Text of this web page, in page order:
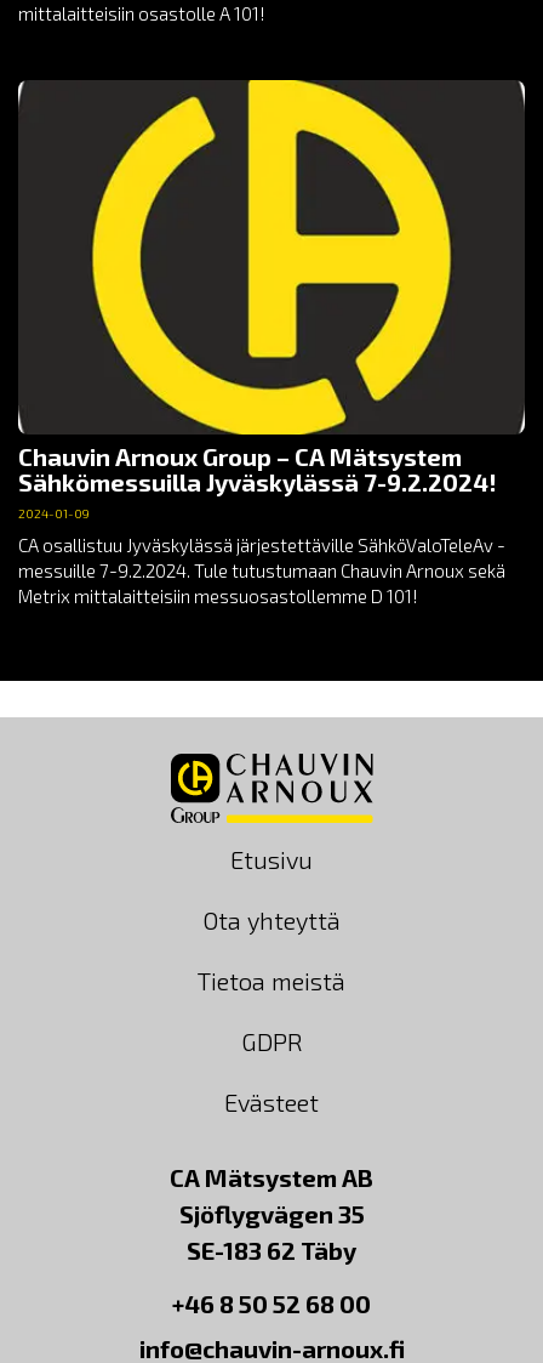
mittalaitteisiin osastolle A 101!
Chauvin Arnoux Group – CA Mätsystem
Sähkömessuilla Jyväskylässä 7-9.2.2024!
2024-01-09
CA osallistuu Jyväskylässä järjestettäville SähköValoTeleAv -
messuille 7-9.2.2024. Tule tutustumaan Chauvin Arnoux sekä
Metrix mittalaitteisiin messuosastollemme D 101!
Etusivu
Ota yhteyttä
Tietoa meistä
GDPR
Evästeet
CA Mätsystem AB
Sjöflygvägen 35
SE-183 62 Täby
+46 8 50 52 68 00
info@chauvin-arnoux.fi